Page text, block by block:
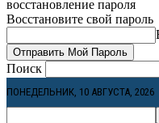
восстановление пароля
Восстановите свой пароль
Поиск
ПОНЕДЕЛЬНИК, 10 АВГУСТА, 2026